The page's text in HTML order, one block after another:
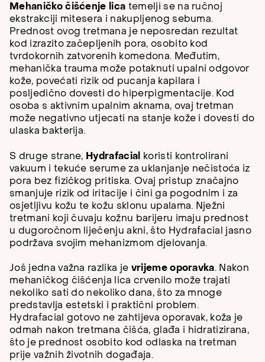
Mehaničko čišćenje lica temelji se na ručnoj
ekstrakciji mitesera i nakupljenog sebuma.
Prednost ovog tretmana je neposredan rezultat
kod izrazito začepljenih pora, osobito kod
tvrdokornih zatvorenih komedona. Međutim,
mehanička trauma može potaknuti upalni odgovor
kože, povećati rizik od pucanja kapilara i
posljedično dovesti do hiperpigmentacije. Kod
osoba s aktivnim upalnim aknama, ovaj tretman
može negativno utjecati na stanje kože i dovesti do
ulaska bakterija.
S druge strane, Hydrafacial koristi kontrolirani
vakuum i tekuće serume za uklanjanje nečistoća iz
pora bez fizičkog pritiska. Ovaj pristup značajno
smanjuje rizik od iritacije i čini ga pogodnim i za
osjetljivu kožu te kožu sklonu upalama. Nježni
tretmani koji čuvaju kožnu barijeru imaju prednost
u dugoročnom liječenju akni, što Hydrafacial jasno
podržava svojim mehanizmom djelovanja.
Još jedna važna razlika je vrijeme oporavka. Nakon
mehaničkog čišćenja lica crvenilo može trajati
nekoliko sati do nekoliko dana, što za mnoge
predstavlja estetski i praktični problem.
Hydrafacial gotovo ne zahtijeva oporavak, koža je
odmah nakon tretmana čišća, glađa i hidratizirana,
što je prednost osobito kod odlaska na tretman
prije važnih životnih događaja.